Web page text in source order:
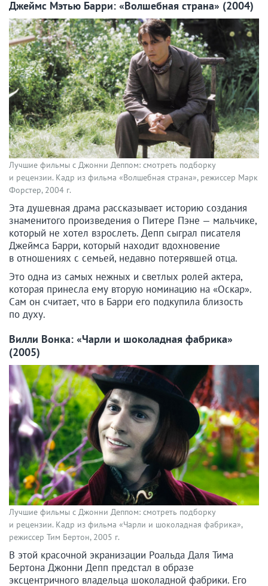
Джеймс Мэтью Барри: «Волшебная страна» (2004)
Лучшие фильмы с Джонни Деппом: смотреть подборку
и рецензии. Кадр из фильма «Волшебная страна», режиссер Марк
Форстер, 2004 г.
Эта душевная драма рассказывает историю создания
знаменитого произведения о Питере Пэне — мальчике,
который не хотел взрослеть. Депп сыграл писателя
Джеймса Барри, который находит вдохновение
в отношениях с семьей, недавно потерявшей отца.
Это одна из самых нежных и светлых ролей актера,
которая принесла ему вторую номинацию на «Оскар».
Сам он считает, что в Барри его подкупила близость
по духу.
Вилли Вонка: «Чарли и шоколадная фабрика»
(2005)
Лучшие фильмы с Джонни Деппом: смотреть подборку
и рецензии. Кадр из фильма «Чарли и шоколадная фабрика»,
режиссер Тим Бертон, 2005 г.
В этой красочной экранизации Роальда Даля Тима
Бертона Джонни Депп предстал в образе
эксцентричного владельца шоколадной фабрики. Его